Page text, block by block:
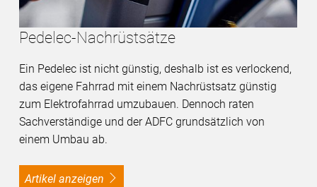
Pedelec-Nachrüstsätze
Ein Pedelec ist nicht günstig, deshalb ist es verlockend,
das eigene Fahrrad mit einem Nachrüstsatz günstig
zum Elektrofahrrad umzubauen. Dennoch raten
Sachverständige und der ADFC grundsätzlich von
einem Umbau ab.
Artikel anzeigen